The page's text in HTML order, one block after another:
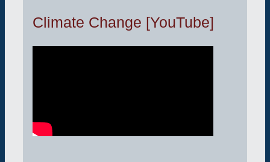
Climate Change [YouTube]